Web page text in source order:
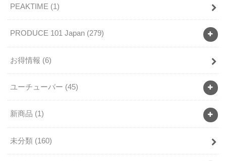
PEAKTIME (1)
PRODUCE 101 Japan (279)
お得情報 (6)
ユーチューバー (45)
新商品 (1)
未分類 (160)